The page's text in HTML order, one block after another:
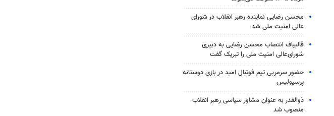
محسن رضایی نماینده رهبر انقلاب در شورای
عالی امنیت ملی شد
قالیباف انتصاب محسن رضایی به دبیری
شورای‌عالی امنیت ملی را تبریک گفت
حضور سرمربی تیم فوتبال امید در بازی دوستانه
پرسپولیس
ذوالقدر به عنوان مشاور سیاسی رهبر انقلاب
منصوب شد